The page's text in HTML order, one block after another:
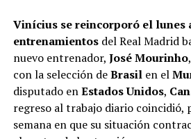
Vinícius se reincorporó el lunes
entrenamientosdel Real Madrid
nuevo entrenador, José Mourinho
con la selección deBrasilen el
disputado enEstados Unidos,
regreso al trabajo diario
semana en que su situación